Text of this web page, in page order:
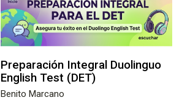
Preparación Integral Duolinguo
English Test (DET)
Benito Marcano